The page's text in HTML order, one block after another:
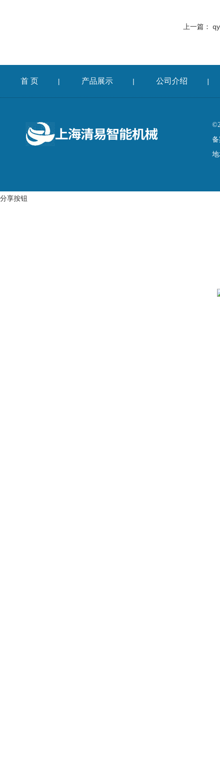
上一篇：
首 页 | 产品展示 | 公司介绍 |
备
分享按钮